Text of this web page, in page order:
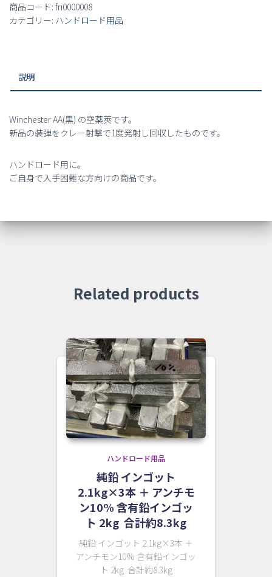
ー
ド
薬
Once
fired
個
個
商品コード: fri0000008
カテゴリー: ハンドロード用品
説明
Winchester AA(黒) の空薬莢です。
新品の装弾をクレー射撃で1度発射し回収したものです。
ハンドロード用に。
ご自身で入手困難な方向けの商品です。
Related products
ハンドロード用品
純鉛 インゴット
2.1kg×3本 ＋ アンチモ
ン10% 含有鉛インゴッ
ト 2kg 合計約8.3kg
純鉛 インゴット 2.1kg×3本 ＋
アンチモン10% 含有鉛インゴッ
ト 2kg 合計約8.3kg